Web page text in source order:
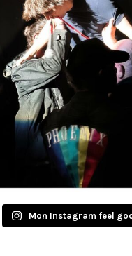
Mon Instagram feel